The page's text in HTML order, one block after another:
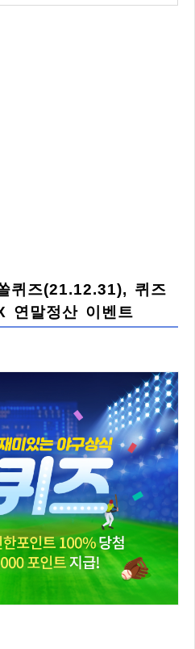
퀴즈(21.12.31), 퀴즈
연말정산 이벤트